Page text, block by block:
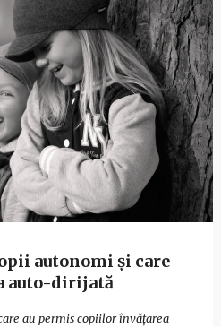
autonomi și care
auto-dirijată
au permis copiilor învățarea